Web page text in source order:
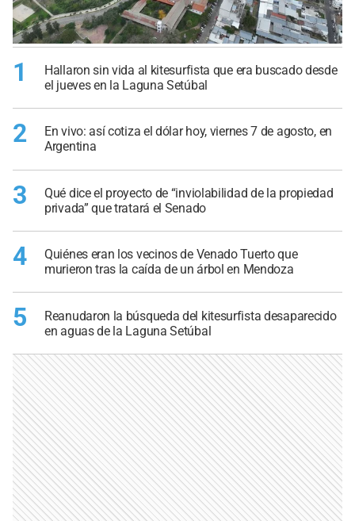
1
Hallaron sin vida al kitesurfista que era buscado desde
el jueves en la Laguna Setúbal
2
En vivo: así cotiza el dólar hoy, viernes 7 de agosto, en
Argentina
3
Qué dice el proyecto de “inviolabilidad de la propiedad
privada” que tratará el Senado
4
Quiénes eran los vecinos de Venado Tuerto que
murieron tras la caída de un árbol en Mendoza
5
Reanudaron la búsqueda del kitesurfista desaparecido
en aguas de la Laguna Setúbal